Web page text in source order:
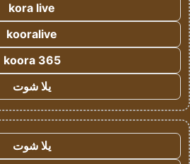
kora live
kooralive
koora 365
يلا شوت
يلا شوت